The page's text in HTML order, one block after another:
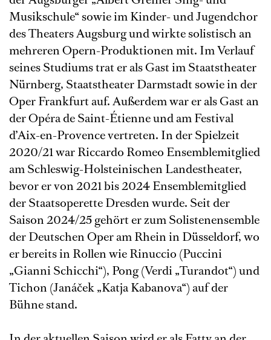
Musikschule“ sowie im Kinder- und Jugendchor
des Theaters Augsburg und wirkte solistisch an
mehreren Opern-Produktionen mit. Im Verlauf
seines Studiums trat er als Gast im Staatstheater
Nürnberg, Staatstheater Darmstadt sowie in der
Oper Frankfurt auf. Außerdem war er als Gast an
der Opéra de Saint-Étienne und am Festival
d’Aix-en-Provence vertreten. In der Spielzeit
2020/21 war Riccardo Romeo Ensemblemitglied
am Schleswig-Holsteinischen Landestheater,
bevor er von 2021 bis 2024 Ensemblemitglied
der Staatsoperette Dresden wurde. Seit der
Saison 2024/25 gehört er zum Solistenensemble
der Deutschen Oper am Rhein in Düsseldorf, wo
er bereits in Rollen wie Rinuccio (Puccini
„Gianni Schicchi“), Pong (Verdi „Turandot“) und
Tichon (Janáček „Katja Kabanova“) auf der
Bühne stand.